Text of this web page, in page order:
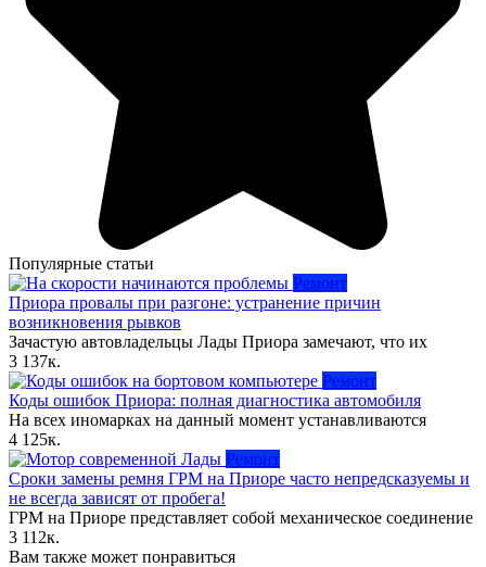
Популярные статьи
Ремонт
Приора провалы при разгоне: устранение причин
возникновения рывков
Зачастую автовладельцы Лады Приора замечают, что их
3 137к.
Ремонт
Коды ошибок Приора: полная диагностика автомобиля
На всех иномарках на данный момент устанавливаются
4 125к.
Ремонт
Сроки замены ремня ГРМ на Приоре часто непредсказуемы и
не всегда зависят от пробега!
ГРМ на Приоре представляет собой механическое соединение
3 112к.
Вам также может понравиться